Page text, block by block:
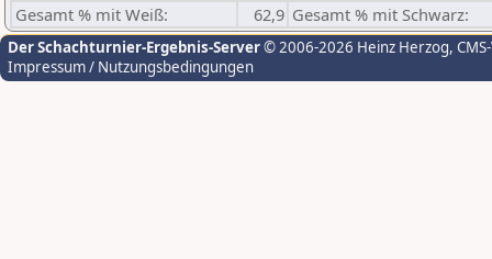
Gesamt % mit Weiß:
62,9 Gesamt % mit Schwarz:
Der Schachturnier-Ergebnis-Server© 2006-2026 Heinz Herzog,
Impressum / Nutzungsbedingungen